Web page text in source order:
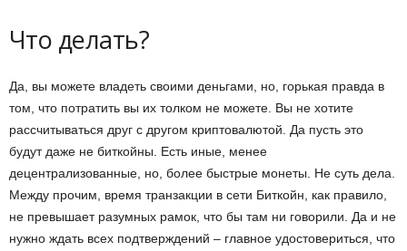
Что делать?
Да, вы можете владеть своими деньгами, но, горькая правда в
том, что потратить вы их толком не можете. Вы не хотите
рассчитываться друг с другом криптовалютой. Да пусть это
будут даже не биткойны. Есть иные, менее
децентрализованные, но, более быстрые монеты. Не суть дела.
Между прочим, время транзакции в сети Биткойн, как правило,
не превышает разумных рамок, что бы там ни говорили. Да и не
нужно ждать всех подтверждений – главное удостовериться, что